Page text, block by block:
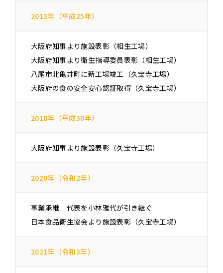
2013年（平成25年）
大阪府知事より施設表彰（相生工場）
大阪府知事より衛生指導委員表彰（相生工場）
八尾市北亀井町に新工場竣工（久宝寺工場）
大阪府の食の安全安心認証取得（久宝寺工場）
2018年（平成30年）
大阪府知事より施設表彰（久宝寺工場）
2020年（令和2年）
事業承継 代表を小林雅代が引き継ぐ
日本食品衛生協会より施設表彰（久宝寺工場）
2021年（令和3年）